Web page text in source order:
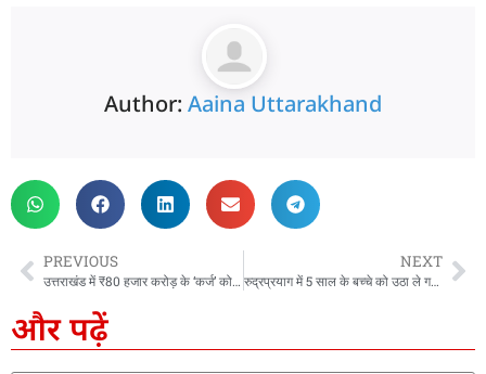
Author: Aaina Uttarakhand
PREVIOUS
उत्तराखंड में ₹80 हजार करोड़ के ‘कर्ज’ को सरकार ने और बढ़ाया, ‘माननीयों’ का भत्ता बढ़ने से छिड़ी बहस
NEXT
रुद्रप्रयाग में 5 साल के बच्चे को उठा ले गया गुलदार, रात 11 बजे तक सर्च ऑपरेशन चलाकर ढूंढा गया शव…
और पढ़ें